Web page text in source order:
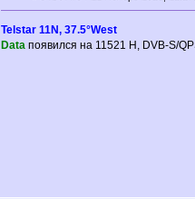
Telstar 11N, 37.5°West
Dataпоявился на 11521 H, DVB-S/